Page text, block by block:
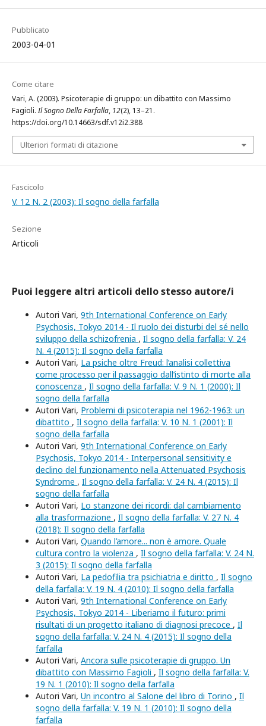
Pubblicato
2003-04-01
Come citare
Vari, A. (2003). Psicoterapie di gruppo: un dibattito con Massimo
Fagioli.Il Sogno Della Farfalla, 12(2), 13–21.
https://doi.org/10.14663/sdf.v12i2.388
Ulteriori formati di citazione
Fascicolo
V. 12 N. 2 (2003): Il sogno della farfalla
Sezione
Articoli
Puoi leggere altri articoli dello stesso autore/i
Autori Vari, 9th International Conference on Early
Psychosis, Tokyo 2014 - Il ruolo dei disturbi del sé nello
sviluppo della schizofrenia , Il sogno della farfalla: V. 24
N. 4 (2015): Il sogno della farfalla
Autori Vari, La psiche oltre Freud: l’analisi collettiva
come processo per il passaggio dall’istinto di morte alla
conoscenza , Il sogno della farfalla: V. 9 N. 1 (2000): Il
sogno della farfalla
Autori Vari, Problemi di psicoterapia nel 1962-1963: un
dibattito , Il sogno della farfalla: V. 10 N. 1 (2001): Il
sogno della farfalla
Autori Vari, 9th International Conference on Early
Psychosis, Tokyo 2014 - Interpersonal sensitivity e
declino del funzionamento nella Attenuated Psychosis
Syndrome , Il sogno della farfalla: V. 24 N. 4 (2015): Il
sogno della farfalla
Autori Vari, Lo stanzone dei ricordi: dal cambiamento
alla trasformazione , Il sogno della farfalla: V. 27 N. 4
(2018): Il sogno della farfalla
Autori Vari, Quando l’amore... non è amore. Quale
cultura contro la violenza , Il sogno della farfalla: V. 24 N.
3 (2015): Il sogno della farfalla
Autori Vari, La pedofilia tra psichiatria e diritto , Il sogno
della farfalla: V. 19 N. 4 (2010): Il sogno della farfalla
Autori Vari, 9th International Conference on Early
Psychosis, Tokyo 2014 - Liberiamo il futuro: primi
risultati di un progetto italiano di diagnosi precoce , Il
sogno della farfalla: V. 24 N. 4 (2015): Il sogno della
farfalla
Autori Vari, Ancora sulle psicoterapie di gruppo. Un
dibattito con Massimo Fagioli , Il sogno della farfalla: V.
19 N. 1 (2010): Il sogno della farfalla
Autori Vari, Un incontro al Salone del libro di Torino , Il
sogno della farfalla: V. 19 N. 1 (2010): Il sogno della
farfalla